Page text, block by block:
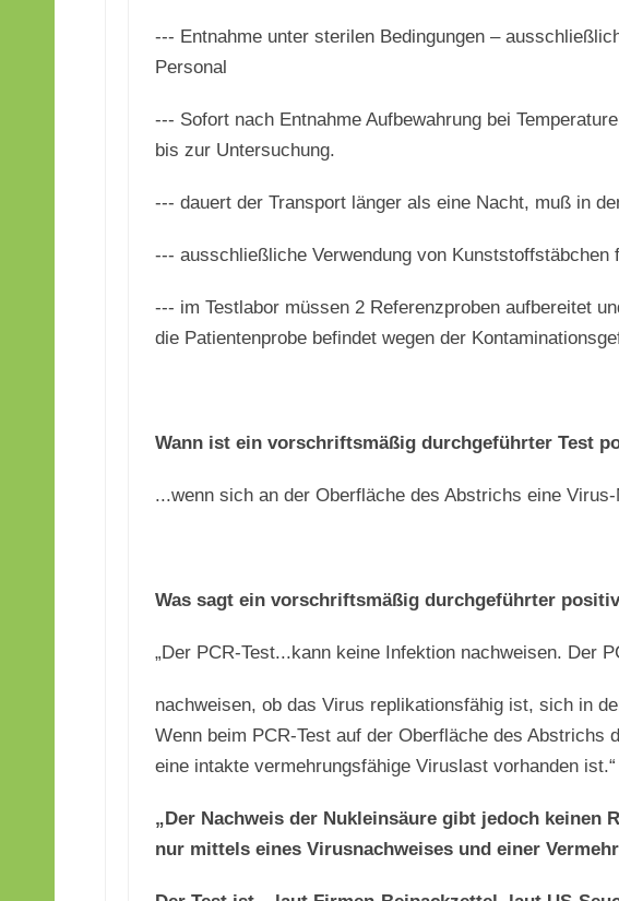
--- Entnahme unter sterilen Bedingungen –
Personal
--- Sofort nach Entnahme Aufbewahrung bei
bis zur Untersuchung.
--- dauert der Transport länger als eine Nacht, muß in
--- ausschließliche Verwendung von
--- im Testlabor müssen 2 Referenzproben aufbereitet
die Patientenprobe befindet wegen der
Wann ist ein vorschriftsmäßig durchgeführter Test
...wenn sich an der Oberfläche des Abstrichs eine
Was sagt ein vorschriftsmäßig durchgeführter
„Der PCR-Test...kann keine Infektion nachweisen. Der
nachweisen, ob das Virus replikationsfähig ist, sich in
Wenn beim PCR-Test auf der Oberfläche des
eine intakte vermehrungsfähige Viruslast vorhanden
„Der Nachweis der Nukleinsäure gibt jedoch keinen
nur mittels eines Virusnachweises und einer